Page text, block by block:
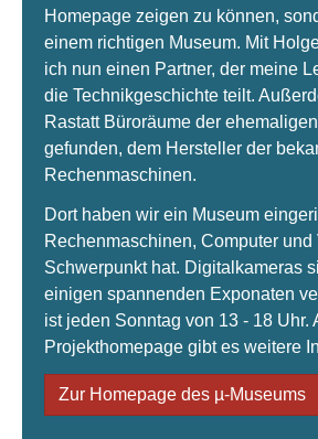
Homepage zeigen zu können,
einem richtigen Museum. Mit
ich nun einen Partner, der meine
die Technikgeschichte teilt.
Rastatt Büroräume der
gefunden, dem Hersteller der
Rechenmaschinen.
Dort haben wir ein Museum
Rechenmaschinen, Computer
Schwerpunkt hat. Digitalkameras
einigen spannenden Exponaten
ist jeden Sonntag von 13 - 18 Uhr.
Projekthomepage gibt es weitere
Zur Homepage des µ-Museums